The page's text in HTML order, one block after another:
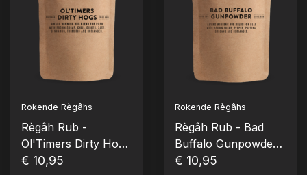
Rokende Règâhs
Règâh Rub -
Ol'Timers Dirty Hogs
(Large 300g)
€ 10,95
Rokende Règâhs
Règâh Rub - Bad
Buffalo Gunpowder
(Large 300g)
€ 10,95